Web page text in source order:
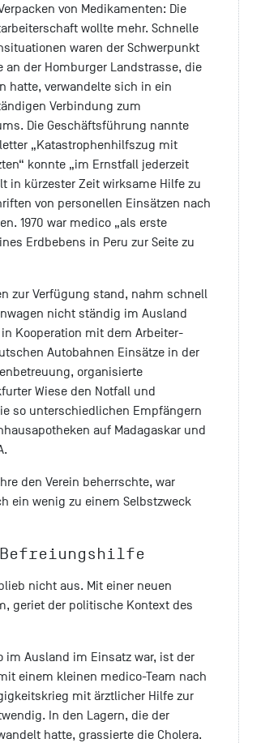
von Medikamenten: Die
wollte mehr. Schnelle
waren der Schwerpunkt
an der Homburger Landstrasse, die
hatte, verwandelte sich in ein
Verbindung zum
Die Geschäftsführung nannte
„Katastrophenhilfszug mit
konnte „im Ernstfall jederzeit
in kürzester Zeit wirksame Hilfe zu
von personellen Einsätzen nach
1970 war medico „als erste
Erdbebens in Peru zur Seite zu
zur Verfügung stand, nahm schnell
nicht ständig im Ausland
Kooperation mit dem Arbeiter-
Autobahnen Einsätze in der
organisierte
Wiese den Notfall und
so unterschiedlichen Empfängern
auf Madagaskar und
den Verein beherrschte, war
ein wenig zu einem Selbstzweck
nicht aus. Mit einer neuen
geriet der politische Kontext des
im Ausland im Einsatz war, ist der
einem kleinen medico-Team nach
mit ärztlicher Hilfe zur
In den Lagern, die der
hatte, grassierte die Cholera.